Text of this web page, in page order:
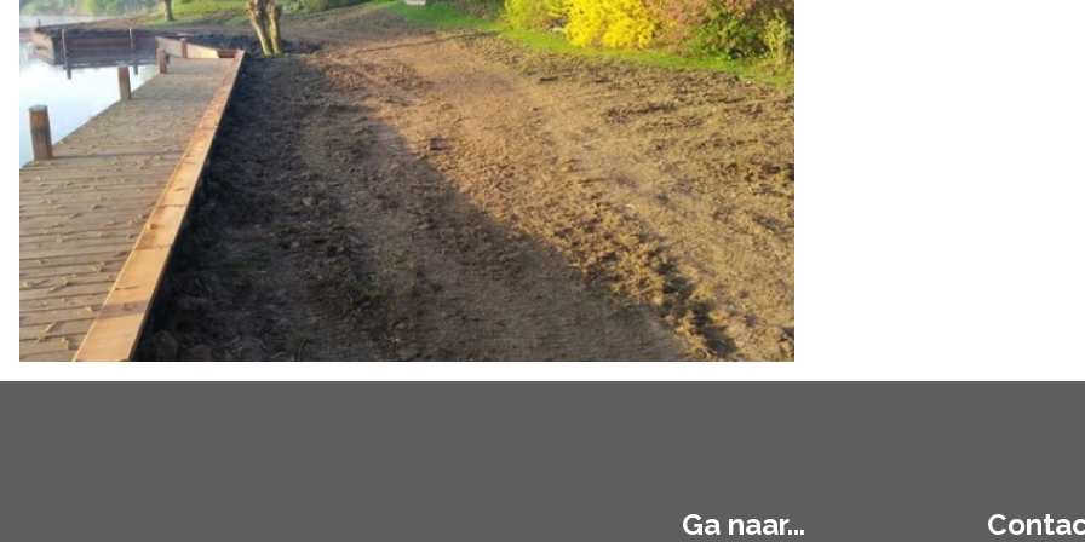
Ga naar...